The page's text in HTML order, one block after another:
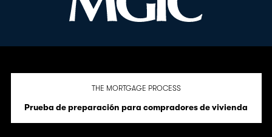
THE MORTGAGE PROCESS
Prueba de preparación para compradores de vivienda